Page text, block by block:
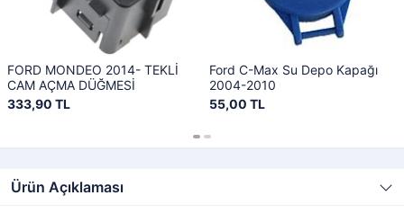
FORD MONDEO 2014- TEKLİ
CAM AÇMA DÜĞMESİ
333,90 TL
Ford C-Max Su Depo Kapağı
2004-2010
55,00 TL
Ürün Açıklaması